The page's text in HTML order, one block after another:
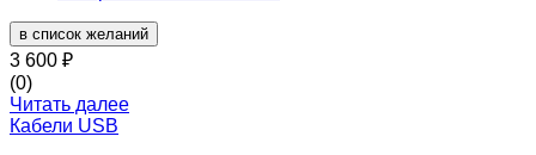
в список желаний
3 600 ₽
(0)
Читать далее
Кабели USB